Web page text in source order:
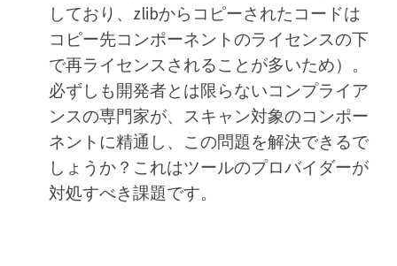
しており、zlibからコピーされたコードは
コピー先コンポーネントのライセンスの下
で再ライセンスされることが多いため）。
必ずしも開発者とは限らないコンプライア
ンスの専門家が、スキャン対象のコンポー
ネントに精通し、この問題を解決できるで
しょうか？これはツールのプロバイダーが
対処すべき課題です。